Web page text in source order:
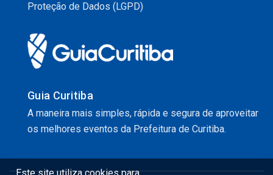
Proteção de Dados (LGPD)
Guia Curitiba
A maneira mais simples, rápida e segura de aproveitar
os melhores eventos da Prefeitura de Curitiba.